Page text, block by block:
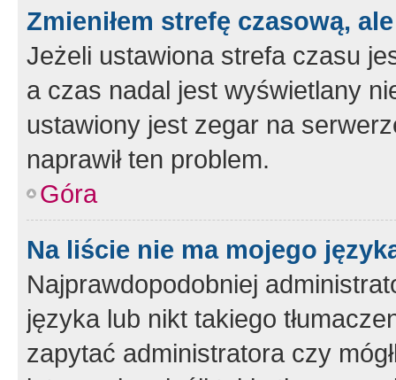
Zmieniłem strefę czasową,
Jeżeli ustawiona strefa czasu
a czas nadal jest wyświetlany
ustawiony jest zegar na
naprawił ten problem.
Góra
Na liście nie ma mojego
Najprawdopodobniej
języka lub nikt takiego
zapytać administratora czy